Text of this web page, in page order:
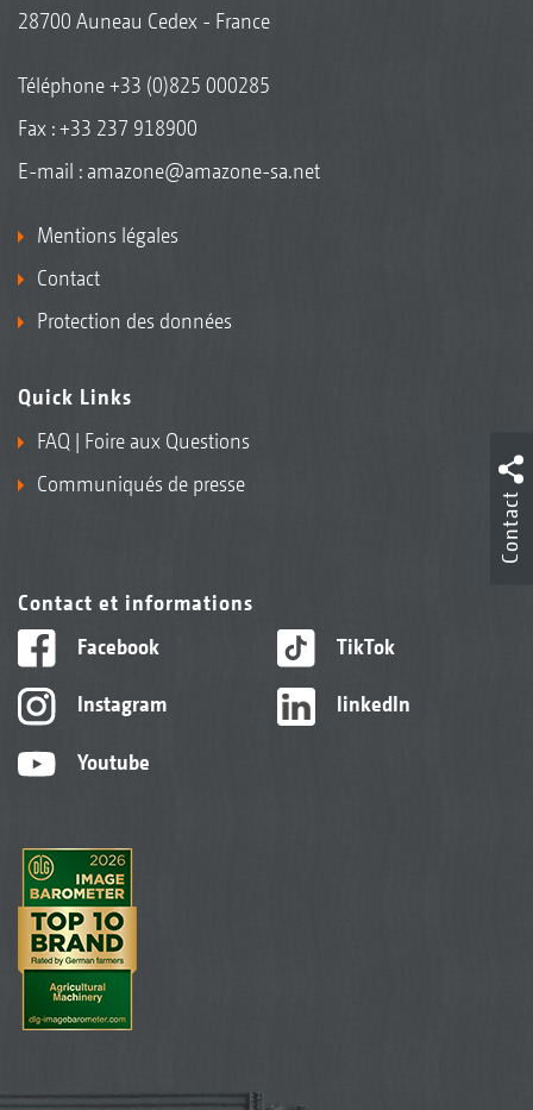
28700 Auneau Cedex - France
Téléphone+33 (0)825 000285
Fax : +33 237 918900
E-mail : amazone@amazone-sa.net
Mentions légales
Contact
Protection des données
Quick Links
FAQ | Foire aux Questions
Communiqués de presse
Contact et informations
Facebook
Instagram
Youtube
TikTok
linkedIn
Contact